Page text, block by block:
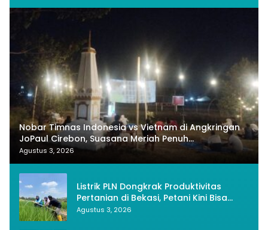
Nobar Timnas Indonesia vs Vietnam di Angkringan
JoPaul Cirebon, Suasana Meriah Penuh
Nasionalisme
Agustus 3, 2026
Listrik PLN Dongkrak Produktivitas
Pertanian di Bekasi, Petani Kini Bisa
Panen Tiga Kali Setahun
Agustus 3, 2026